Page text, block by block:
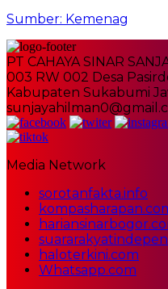
Sumber: Kemenag
PT CAHAYA SINAR
003 RW 002 Desa
Kabupaten Sukabumi
Media Network
sorotanfakta.info
haloterkini.com
Whatsapp.com